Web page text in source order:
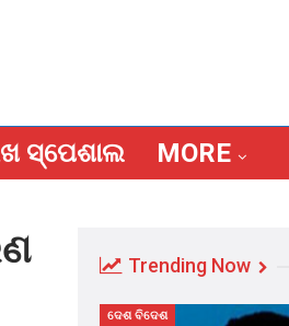
ସ୍ପେଶାଲ MORE
Trending Now
ଦେଶ ବିଦେଶ